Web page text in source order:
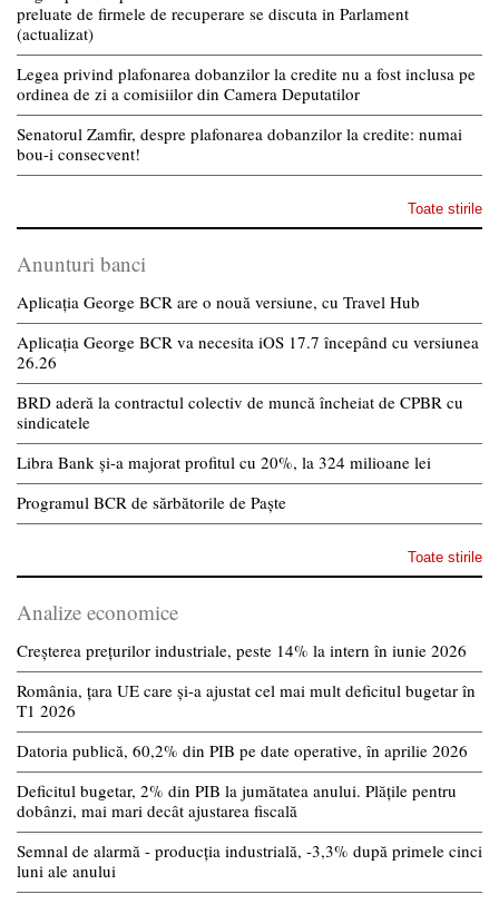
preluate de firmele de recuperare se discuta in Parlament
(actualizat)
Legea privind plafonarea dobanzilor la credite nu a fost inclusa pe
ordinea de zi a comisiilor din Camera Deputatilor
Senatorul Zamfir, despre plafonarea dobanzilor la credite: numai
bou-i consecvent!
Toate stirile
Anunturi banci
Aplicația George BCR are o nouă versiune, cu Travel Hub
Aplicația George BCR va necesita iOS 17.7 începând cu versiunea
26.26
BRD aderă la contractul colectiv de muncă încheiat de CPBR cu
sindicatele
Libra Bank și-a majorat profitul cu 20%, la 324 milioane lei
Programul BCR de sărbătorile de Paște
Toate stirile
Analize economice
Creșterea prețurilor industriale, peste 14% la intern în iunie 2026
România, țara UE care și-a ajustat cel mai mult deficitul bugetar în
T1 2026
Datoria publică, 60,2% din PIB pe date operative, în aprilie 2026
Deficitul bugetar, 2% din PIB la jumătatea anului. Plățile pentru
dobânzi, mai mari decât ajustarea fiscală
Semnal de alarmă - producția industrială, -3,3% după primele cinci
luni ale anului